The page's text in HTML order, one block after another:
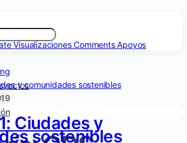
VisualizacionesCommentsApoyos
Ciudades y
sostenibles